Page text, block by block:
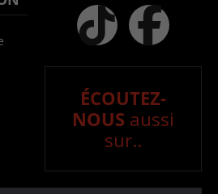
ÉCOUTEZ-
NOUS aussi
sur..